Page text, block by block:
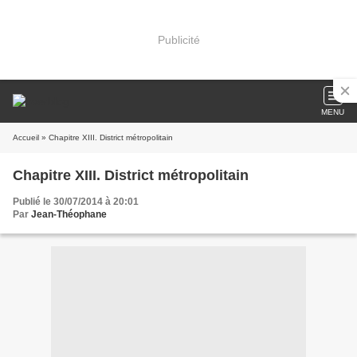
Publicité
MENU
Accueil » Chapitre XIII. District métropolitain
Chapitre XIII. District métropolitain
Publié le 30/07/2014 à 20:01
Par Jean-Théophane